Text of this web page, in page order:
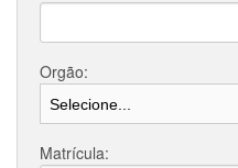
Orgão:
Matrícula: